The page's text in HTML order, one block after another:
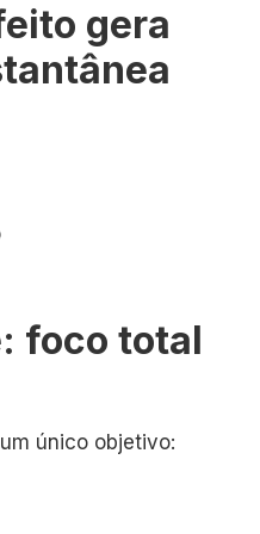
gera
foco total
único objetivo: